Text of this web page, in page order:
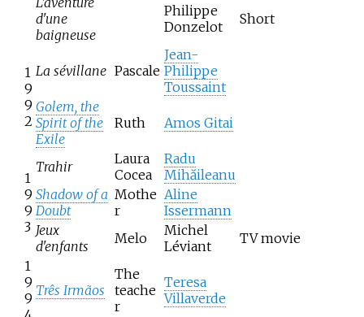
d'une
baigneuse
Philippe
Donzelot
Short
1
9
9
2
La sévillane Pascale
Jean-
Philippe
Toussaint
Golem, the
Spirit of the
Exile
Ruth Amos Gitai
1
9
9
3
Trahir
Laura
Cocea
Radu
Mihăileanu
Shadow of a
Doubt
Mothe
r
Aline
Issermann
Jeux
d'enfants
Melo
Michel
Léviant
TV movie
1
9
9 Três Irmãos
The
teache
r
Teresa
Villaverde